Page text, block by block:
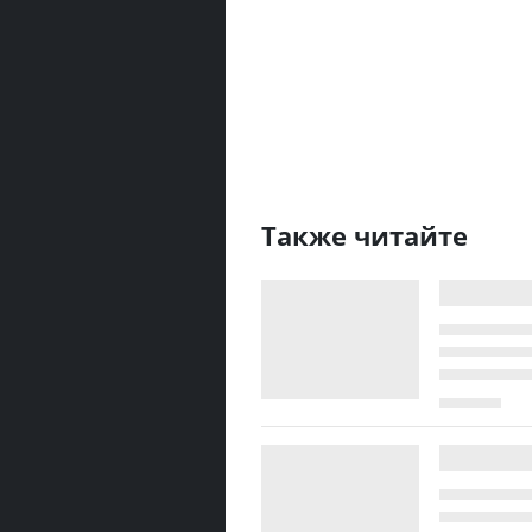
Также читайте